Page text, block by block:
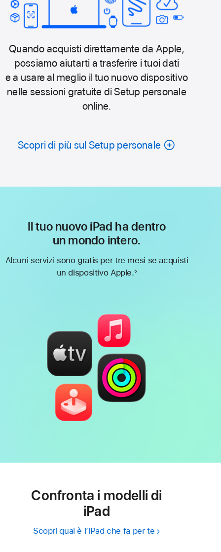
Quando acquisti direttamente da Apple,
possiamo aiutarti a trasferire i tuoi dati
e a usare al meglio il tuo nuovo dispositivo
nelle sessioni gratuite di Setup personale
online.
Scopri di più sul Setup personale
Il tuo nuovo iPad ha dentro
un mondo intero.
Alcuni servizi sono gratis per tre mesi se acquisti
un dispositivo Apple.◊
Confronta i modelli di
iPad
Scopri qual è l’iPad che fa per te